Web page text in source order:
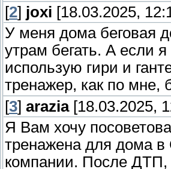
[2] joxi [18.03.2025,
У меня дома беговая
утрам бегать. А если
использую гири и
тренажер, как по мне,
[3] arazia[18.03.2025,
Я Вам хочу
тренажена для дома
компании. После ДТП,